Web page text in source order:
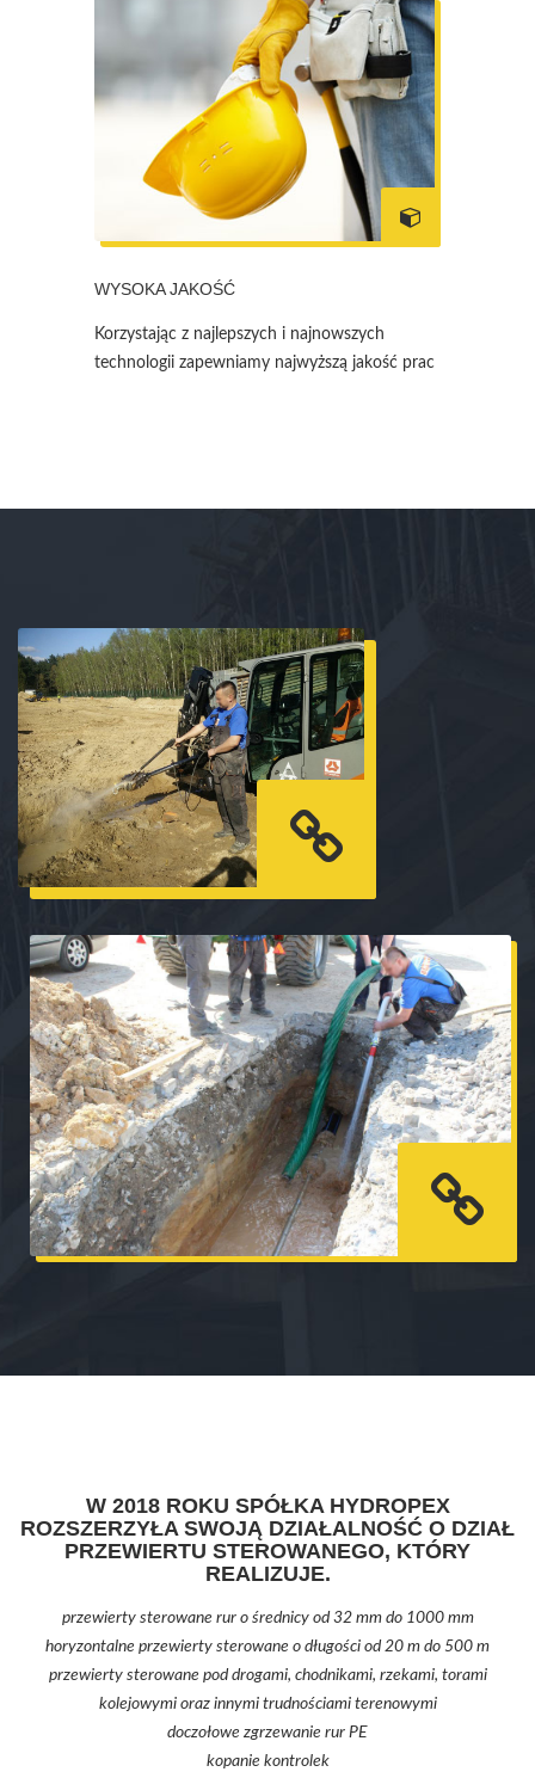
WYSOKA JAKOŚĆ
Korzystając z najlepszych i najnowszych
technologii zapewniamy najwyższą jakość prac
W 2018 ROKU SPÓŁKA HYDROPEX
ROZSZERZYŁA SWOJĄ DZIAŁALNOŚĆ O DZIAŁ
PRZEWIERTU STEROWANEGO, KTÓRY
REALIZUJE.
przewierty sterowane rur o średnicy od 32 mm do 1000 mm
horyzontalne przewierty sterowane o długości od 20 m do 500 m
przewierty sterowane pod drogami, chodnikami, rzekami, torami
kolejowymi oraz innymi trudnościami terenowymi
doczołowe zgrzewanie rur PE
kopanie kontrolek